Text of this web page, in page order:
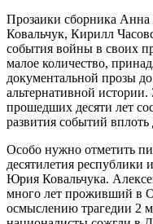
Прозаики сборника
Ковальчук, Кирилл
события войны в своих
малое количество,
документальной прозы
альтернативной
прошедших десяти лет
развития событий
Особо нужно отметить
десятилетия
Юрия Ковальчука.
много лет проживший в
осмыслению трагедии 2